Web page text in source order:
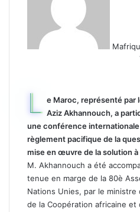
L e Maroc, représenté par
Aziz Akhannouch, a
une conférence
règlement pacifique de la
mise en œuvre de la solution à
M. Akhannouch a été
tenue en marge de la 80è
Nations Unies, par le
de la Coopération africaine et